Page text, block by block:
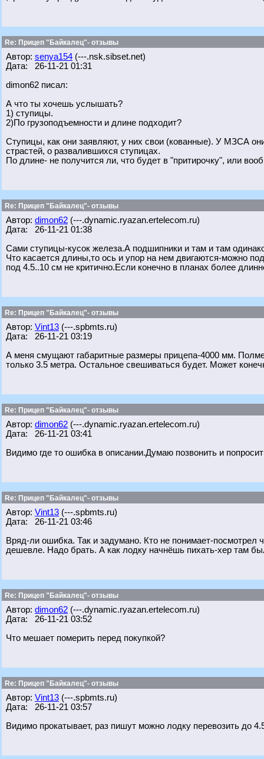
Re: Прицеп "Байкалец"- отзывы
Автор: senya154 (---.nsk.sibset.net)
Дата: 26-11-21 01:31
dimon62 писал:
А что ты хочешь услышать?
1) ступицы.
2)По грузоподъемности и длине подходит?
Ступицы, как они заявляют, у них свои (кованные). У МЗСА
страстей, о развалившихся ступицах.
По длине- не получится ли, что будет в "притирочку", или
Re: Прицеп "Байкалец"- отзывы
Автор: dimon62 (---.dynamic.ryazan.ertelecom.ru)
Дата: 26-11-21 01:38
Сами ступицы-кусок железа.А подшипники и там и там
Что касается длины,то ось и упор на нем двигаются-можно
под 4.5..10 см не критично.Если конечно в планах более
Re: Прицеп "Байкалец"- отзывы
Автор: Vint13 (---.spbmts.ru)
Дата: 26-11-21 03:19
А меня смущают габаритные размеры прицепа-4000 мм.
только 3.5 метра. Остальное свешиваться будет. Может
Re: Прицеп "Байкалец"- отзывы
Автор: dimon62 (---.dynamic.ryazan.ertelecom.ru)
Дата: 26-11-21 03:41
Видимо где то ошибка в описании.Думаю позвонить и
Re: Прицеп "Байкалец"- отзывы
Автор: Vint13 (---.spbmts.ru)
Дата: 26-11-21 03:46
Вряд-ли ошибка. Так и задумано. Кто не понимает-посмотрел
дешевле. Надо брать. А как лодку начнёшь пихать-хер там
Re: Прицеп "Байкалец"- отзывы
Автор: dimon62 (---.dynamic.ryazan.ertelecom.ru)
Дата: 26-11-21 03:52
Что мешает померить перед покупкой?
Re: Прицеп "Байкалец"- отзывы
Автор: Vint13 (---.spbmts.ru)
Дата: 26-11-21 03:57
Видимо прокатывает, раз пишут можно лодку перевозить до